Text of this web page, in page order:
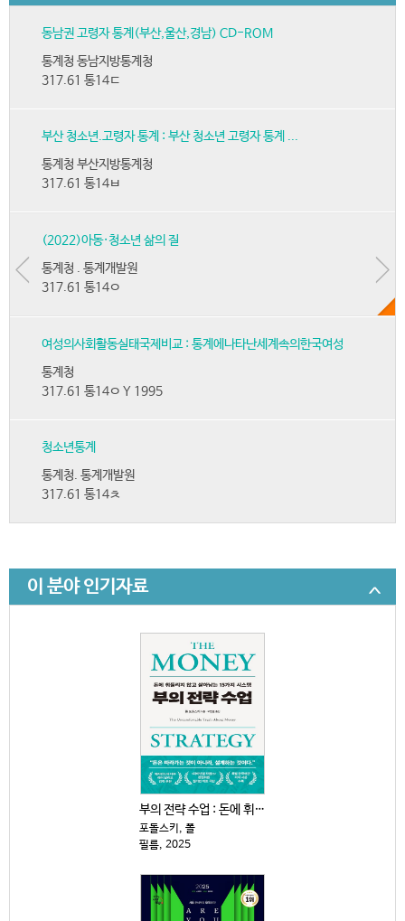
동남권 고령자 통계(부산,울산,경남) CD-ROM
통계청 동남지방통계청
317.61 통14ㄷ
부산 청소년.고령자 통계 : 부산 청소년 고령자 통계 ...
통계청 부산지방통계청
317.61 통14ㅂ
(2022)아동·청소년 삶의 질
통계청 . 통계개발원
317.61 통14ㅇ
여성의사회활동실태국제비교 : 통계에나타난세계속의한국여성
통계청
317.61 통14ㅇ Y 1995
청소년통계
통계청. 통계개발원
317.61 통14ㅊ
이 분야 인기자료
부의 전략 수업 : 돈에 휘둘리지 않고 살아남는 15가...
포돌스키, 폴
필름, 2025